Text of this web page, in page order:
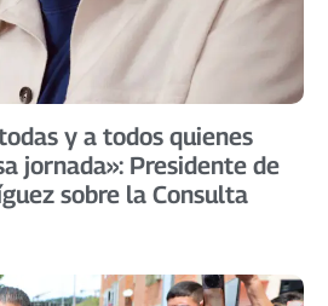
y a todos quienes
jornada»: Presidente de
sobre la Consulta